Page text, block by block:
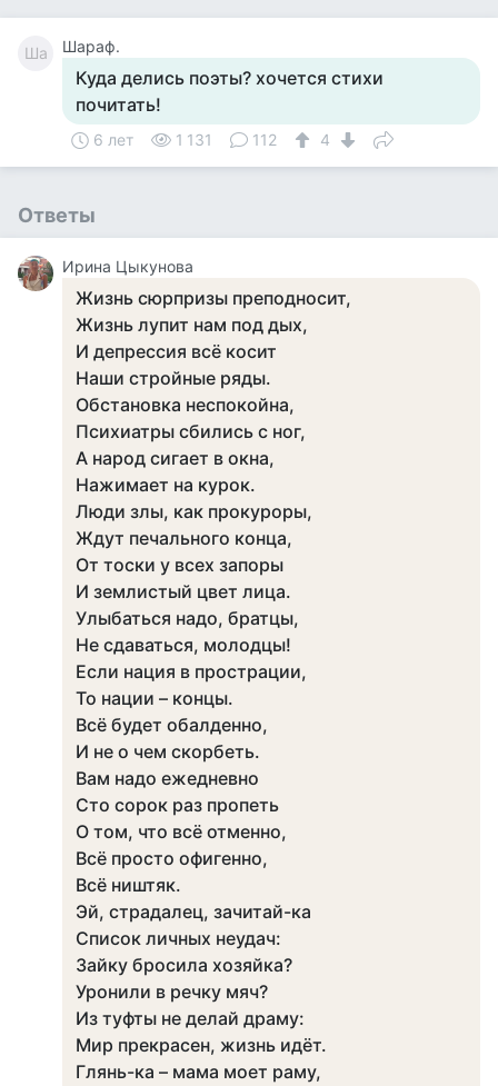
Ша Шараф.
Куда делись поэты? хочется стихи
почитать!
6 лет 1 131 112 4
Ответы
Ирина Цыкунова
Жизнь сюрпризы преподносит,
Жизнь лупит нам под дых,
И депрессия всё косит
Наши стройные ряды.
Обстановка неспокойна,
Психиатры сбились с ног,
А народ сигает в окна,
Нажимает на курок.
Люди злы, как прокуроры,
Ждут печального конца,
От тоски у всех запоры
И землистый цвет лица.
Улыбаться надо, братцы,
Не сдаваться, молодцы!
Если нация в прострации,
То нации – концы.
Всё будет обалденно,
И не о чем скорбеть.
Вам надо ежедневно
Сто сорок раз пропеть
О том, что всё отменно,
Всё просто офигенно,
Всё ништяк.
Эй, страдалец, зачитай-ка
Список личных неудач:
Зайку бросила хозяйка?
Уронили в речку мяч?
Из туфты не делай драму:
Мир прекрасен, жизнь идёт.
Глянь-ка – мама моет раму,